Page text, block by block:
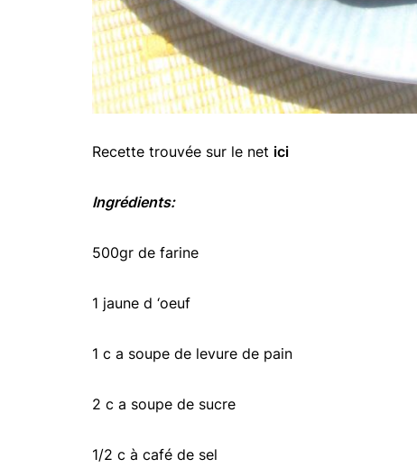
Recette trouvée sur le net ici
Ingrédients:
500gr de farine
1 jaune d ‘oeuf
1 c a soupe de levure de pain
2 c a soupe de sucre
1/2 c à café de sel